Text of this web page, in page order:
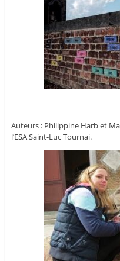
Auteurs : Philippine Harb et
l’ESA Saint-Luc Tournai.